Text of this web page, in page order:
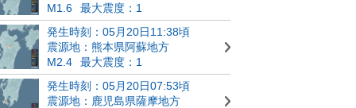
M1.6
最大震度：1
発生時刻：05月20日11:38頃
震源地：熊本県阿蘇地方
M2.4
最大震度：1
発生時刻：05月20日07:53頃
震源地：鹿児島県薩摩地方